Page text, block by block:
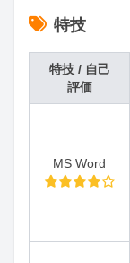
特技
特技 / 自己
評価
MS Word